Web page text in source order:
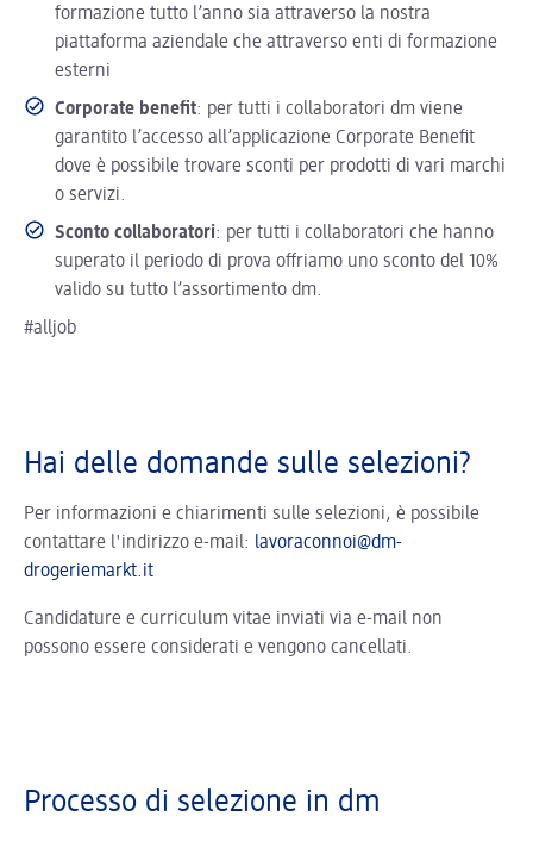
formazione tutto l’anno sia attraverso la nostra
piattaforma aziendale che attraverso enti di formazione
esterni
Corporate benefit: per tutti i collaboratori dm viene
garantito l’accesso all’applicazione Corporate Benefit
dove è possibile trovare sconti per prodotti di vari marchi
o servizi.
Sconto collaboratori: per tutti i collaboratori che hanno
superato il periodo di prova offriamo uno sconto del 10%
valido su tutto l’assortimento dm.
#alljob
Hai delle domande sulle selezioni?
Per informazioni e chiarimenti sulle selezioni, è possibile
contattare l'indirizzo e-mail: lavoraconnoi@dm-
drogeriemarkt.it
Candidature e curriculum vitae inviati via e-mail non
possono essere considerati e vengono cancellati.
Processo di selezione in dm